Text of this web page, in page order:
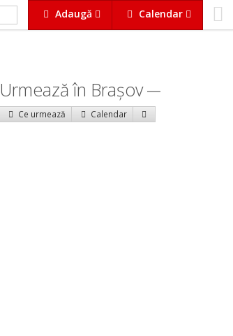
Adaugă Calendar
Urmează în Braşov
Ce urmează Calendar